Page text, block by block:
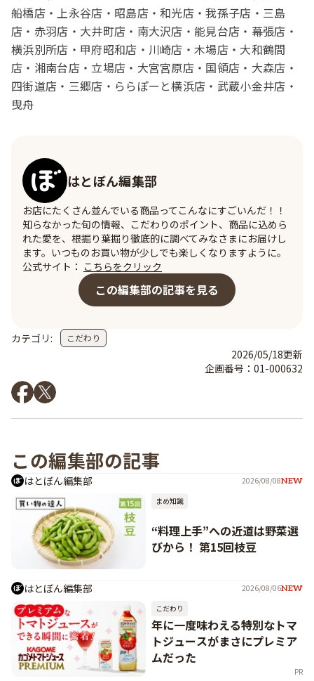
船橋店・上永谷店・昭島店・和光店・我孫子店・三島
店・赤羽店・大井町店・南大沢店・能見台店・幕張店・
横浜別所店・甲府昭和店・川崎店・木場店・大和鶴間
店・湘南台店・立場店・大宮宮原店・国領店・大森店・
四街道店・三郷店・ららぽーと横浜店・武蔵小金井店・
曳舟
はとぼん編集部
お店にたくさん並んでいる商品ってこんなにすごいんだ！！
知らなかった旬の情報、こだわりのポイント、商品に込めら
れた愛を、根掘り葉掘り徹底的に調べてみなさまにお届けし
ます。いつものお買い物が少しでも楽しくなりますように。
公式サイト： こちらをクリック
この編集部の記事を見る
カテゴリ: こだわり
2026/05/18更新
企画番号： 01-000632
この編集部の記事
はとぼん編集部 2026/08/08NEW
まめ知識
“料理上手”への近道は野菜選
びから！ 第15回枝豆
はとぼん編集部 2026/08/06NEW
こだわり
年に一度味わえる特別なトマ
トジュースがまさにプレミア
ムだった
PR